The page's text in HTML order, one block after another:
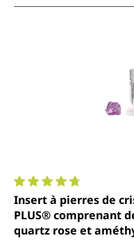
Note moyenne de 4.7
Insert à pierres de
PLUS® comprenant
quartz rose et